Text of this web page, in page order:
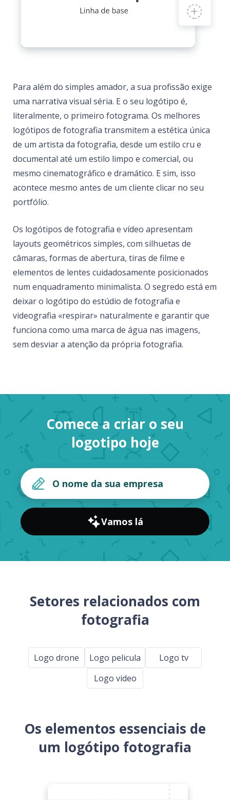
Para além do simples amador, a sua profissão exige
uma narrativa visual séria. E o seu logótipo é,
literalmente, o primeiro fotograma. Os melhores
logótipos de fotografia transmitem a estética única
de um artista da fotografia, desde um estilo cru e
documental até um estilo limpo e comercial, ou
mesmo cinematográfico e dramático. E sim, isso
acontece mesmo antes de um cliente clicar no seu
portfólio.
Os logótipos de fotografia e vídeo apresentam
layouts geométricos simples, com silhuetas de
câmaras, formas de abertura, tiras de filme e
elementos de lentes cuidadosamente posicionados
num enquadramento minimalista. O segredo está em
deixar o logótipo do estúdio de fotografia e
videografia «respirar» naturalmente e garantir que
funciona como uma marca de água nas imagens,
sem desviar a atenção da própria fotografia.
Comece a criar o seu
logotipo hoje
Vamos lá
Setores relacionados com
fotografia
Logo drone Logo pelicula
Logo tv
Logo video
Os elementos essenciais de
um logótipo fotografia